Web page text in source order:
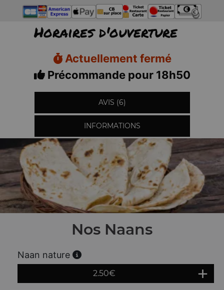
Horaires d'ouverture
Actuellement fermé
Précommande pour 18h50
AVIS (6)
INFORMATIONS
Nos Naans
Naan nature
2.50€